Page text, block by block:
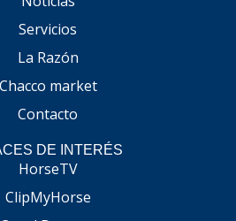
Servicios
La Razón
Chacco market
Contacto
DE INTERÉS
HorseTV
ClipMyHorse